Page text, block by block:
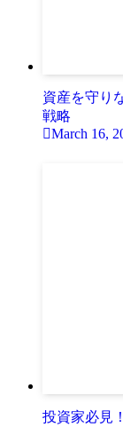
資産を守り
戦略
March 16,
投資家必見